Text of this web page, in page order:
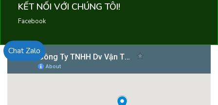
KẾT NỐI VỚI CHÚNG TÔI!
Facebook
Chat Zalo